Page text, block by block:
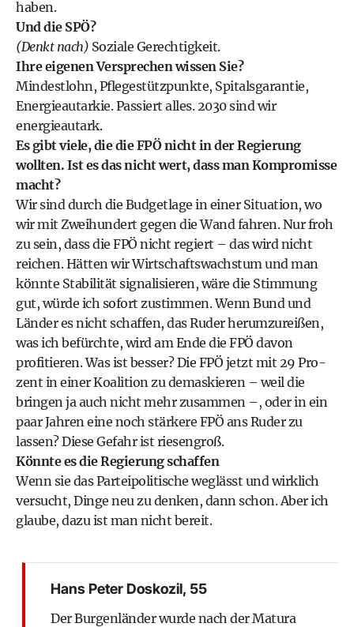
haben.
Und die SPÖ?
(Denkt nach) Soziale Gerechtigkeit.
Ihre eigenen Versprechen wissen Sie?
Mindestlohn, Pflegestützpunkte, Spitalsgarantie,
Energieautarkie. Passiert alles. 2030 sind wir
energieautark.
Es gibt viele, die die FPÖ nicht in der Regierung
wollten. Ist es das nicht wert, dass man Kompromisse
macht?
Wir sind durch die Budgetlage in einer Situation, wo
wir mit Zweihundert gegen die Wand fahren. Nur froh
zu sein, dass die FPÖ nicht regiert – das wird nicht
reichen. Hätten wir Wirtschaftswachstum und man
könnte Stabilität signalisieren, wäre die Stimmung
gut, würde ich sofort zustimmen. Wenn Bund und
Länder es nicht schaffen, das Ruder herumzureißen,
was ich befürchte, wird am Ende die FPÖ davon
profitieren. Was ist besser? Die FPÖ jetzt mit 29 Pro­
zent in einer Koalition zu demaskieren – weil die
bringen ja auch nicht mehr zusammen –, oder in ein
paar Jahren eine noch stärkere FPÖ ans Ruder zu
lassen? Diese Gefahr ist riesengroß.
Könnte es die Regierung schaffen
Wenn sie das Parteipolitische weglässt und wirklich
versucht, Dinge neu zu denken, dann schon. Aber ich
glaube, dazu ist man nicht bereit.
Hans Peter Doskozil, 55
Der Burgenländer wurde nach der Matura